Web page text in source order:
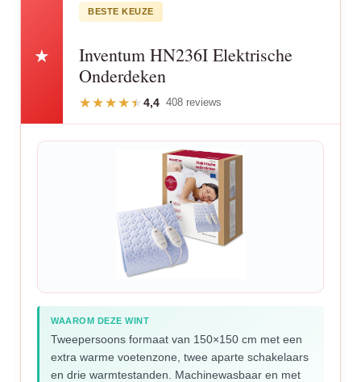
★
BESTE KEUZE
Inventum HN236I Elektrische
Onderdeken
4,4 408 reviews
WAAROM DEZE WINT
Tweepersoons formaat van 150×150 cm met een
extra warme voetenzone, twee aparte schakelaars
en drie warmtestanden. Machinewasbaar en met